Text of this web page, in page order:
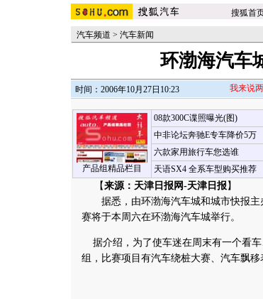
搜狐首
汽车频道 > 汽车新闻
环渤海汽车
时间：2006年10月27日10:23 我来说
产品组精品栏目
08款300C谍照曝光(图)
中非论坛奔驰E专车降价5万
六款家用旅行车您选谁
天语SX4 全系车型购买推荐
【来源：天津日报网-天津日报】
据悉，由环渤海汽车城和城市快报主
赛将于本周六在环渤海汽车城举行。
据介绍，为了使车迷在周末有一个看
组，比赛项目有汽车绕桩大赛、汽车飘移